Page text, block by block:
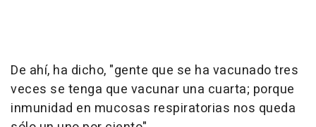
De ahí, ha dicho, "gente que se ha vacunado tres
veces se tenga que vacunar una cuarta; porque
inmunidad en mucosas respiratorias nos queda